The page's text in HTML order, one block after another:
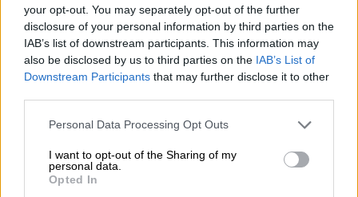
your opt-out. You may separately opt-out of the further
disclosure of your personal information by third parties on the
IAB’s list of downstream participants. This information may
also be disclosed by us to third parties on the IAB’s List of
Downstream Participants that may further disclose it to other
Please note that this website/app uses one or more Google
not limited to your visit or usage behaviour. You may click to
grant or deny consent to Google and its third-party tags to
use your data for below specified purposes in below Google
Personal Data Processing Opt Outs
I want to opt-out of the Sharing of my
personal data.
Opted In
Δευτέρας (6/7) με νέα ανακοίνωση η ΠΑΕ
Παναθηναϊκόςζητεί την απομάκρυνση του
Κομίνηαπό τους πίνακες διαιτησίας. «Είναι
μια ευκαιρία να ξεχωρίσουν οι πραγματικά
ικανοί Ελληνες διαιτητές» ανέφεραν οι
«πράσινοι»« προσθέτοντας ότι: «Υπάρχουν
από ανεπάρκεια, δεν ανταποκρίνονται στις
απαιτήσειςτης Super League».